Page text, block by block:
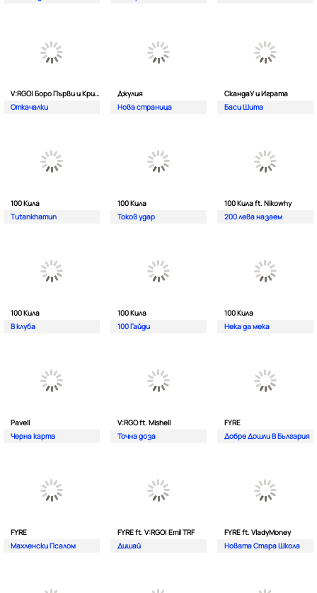
V:RGO| Боро Първи и Криско
Откачалки
Джулия
Нова страница
СкандаУ и Играта
Баси Шита
100 Кила
Tutankhamun
100 Кила
Токов удар
100 Кила ft. Nikowhy
200 лева назаем
100 Кила
В клуба
100 Кила
100 Гайди
100 Кила
Нека да мека
Pavell
Черна карта
V:RGO ft. Mishell
Точна доза
FYRE
Добре Дошли В България
FYRE
Махленски Псалом
FYRE ft. V:RGO| Emil TRF
Дишай
FYRE ft. VladyMoney
Новата Стара Школа